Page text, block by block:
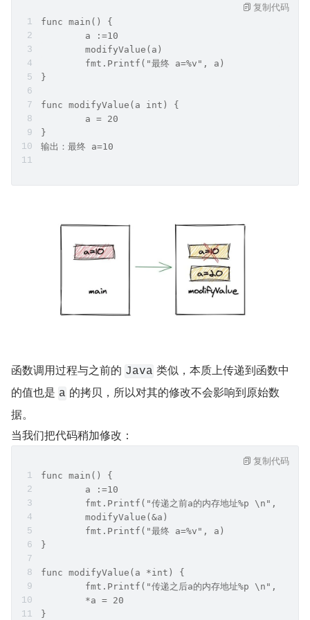
func main() {
	a :=10
	modifyValue(a)
	fmt.Printf("最终 a=%v", a)
}
func modifyValue(a int) {
	a = 20
}
输出：最终 a=10
复制代码
函数调用过程与之前的 Java 类似，本质上传递到函数中
的值也是 a 的拷贝，所以对其的修改不会影响到原始数
据。
当我们把代码稍加修改：
func main() {
	a :=10
	fmt.Printf("传递之前a的内存地址%p \n", &a)
	modifyValue(&a)
	fmt.Printf("最终 a=%v", a)
}
func modifyValue(a *int) {
	fmt.Printf("传递之后a的内存地址%p \n", &a)
	*a = 20
}
复制代码